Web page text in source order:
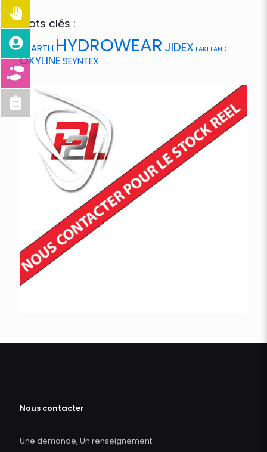
Mots clés :
ABARTH HYDROWEAR JIDEX LAKELAND
OXYLINESEYNTEX
Nous contacter
Une demande, Un renseignement